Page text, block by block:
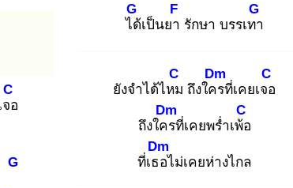
จอ
C
G
ได้
G
เป็นยา
F
รักษา บรรเทา
G
ยังจำได้ไหม
C
ถึงใคร
Dm
ที่เคยเจอ
C
ถึงใคร
Dm
ที่เคยพร่ำเพ้อ
C
ที่เธอ
Dm
ไม่เคยห่างไกล